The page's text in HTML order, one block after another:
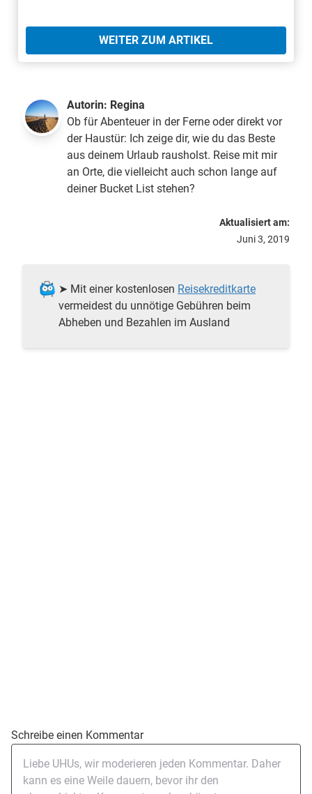
WEITER ZUM ARTIKEL
Autorin: Regina
Ob für Abenteuer in der Ferne oder direkt vor
der Haustür: Ich zeige dir, wie du das Beste
aus deinem Urlaub rausholst. Reise mit mir
an Orte, die vielleicht auch schon lange auf
deiner Bucket List stehen?
Aktualisiert am:
Juni 3, 2019
➤ Mit einer kostenlosen Reisekreditkarte
vermeidest du unnötige Gebühren beim
Abheben und Bezahlen im Ausland
Schreibe einen Kommentar